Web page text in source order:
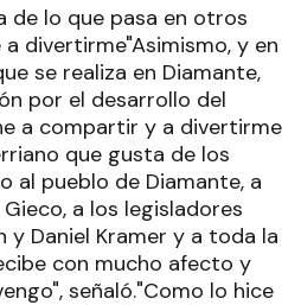
de lo que pasa en otros
a divertirme"Asimismo, y en
se realiza en Diamante,
por el desarrollo del
a compartir y a divertirme
que gusta de los
al pueblo de Diamante, a
a los legisladores
y Daniel Kramer y a toda la
con mucho afecto y
señaló."Como lo hice